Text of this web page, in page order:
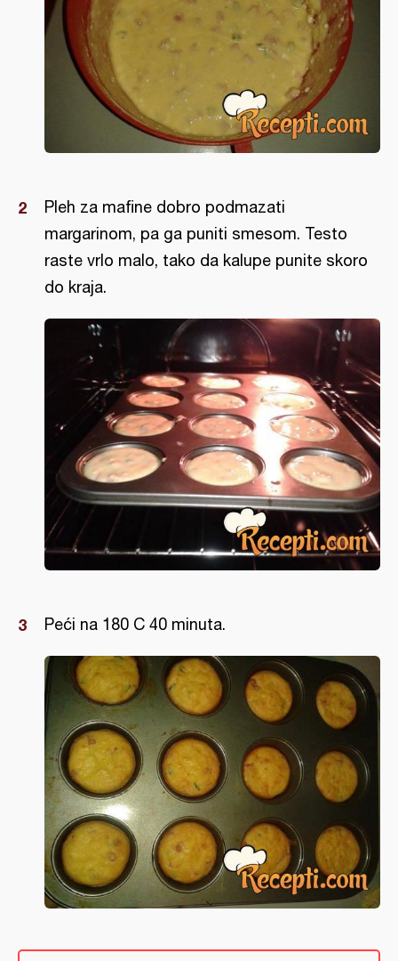
Pleh za mafine dobro podmazati
margarinom, pa ga puniti smesom. Testo
raste vrlo malo, tako da kalupe punite skoro
do kraja.
Peći na 180 C 40 minuta.